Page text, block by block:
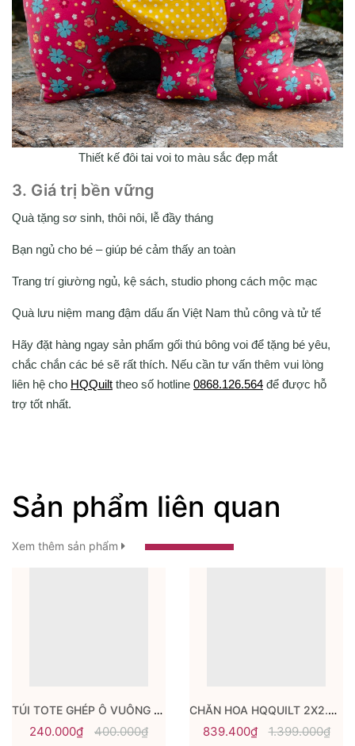
Thiết kế đôi tai voi to màu sắc đẹp mắt
3. Giá trị bền vững
Quà tặng sơ sinh, thôi nôi, lễ đầy tháng
Bạn ngủ cho bé – giúp bé cảm thấy an toàn
Trang trí giường ngủ, kệ sách, studio phong cách mộc mạc
Quà lưu niệm mang đậm dấu ấn Việt Nam thủ công và tử tế
Hãy đặt hàng ngay sản phẩm gối thú bông voi để tặng bé yêu,
chắc chắn các bé sẽ rất thích. Nếu cần tư vấn thêm vui lòng
liên hệ cho HQQuilt theo số hotline 0868.126.564 để được hỗ
trợ tốt nhất.
Sản phẩm liên quan
Xem thêm sản phẩm
TÚI TOTE GHÉP Ô VUÔNG SALE SHOCK
240.000₫ 400.000₫
CHĂN HOA HQQUILT 2X2.2M
839.400₫ 1.399.000₫